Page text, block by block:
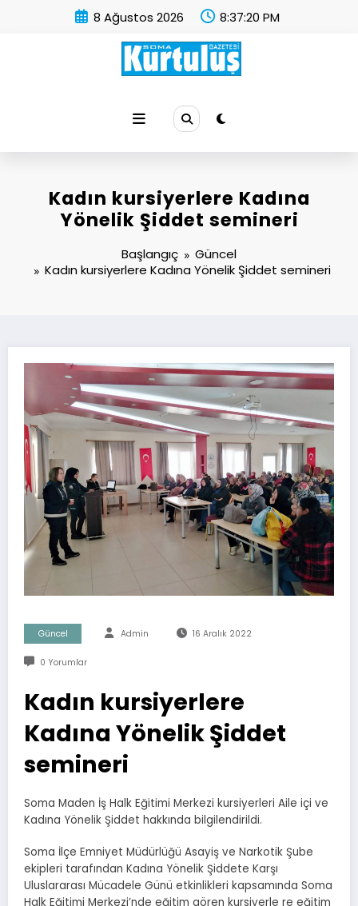
8 Ağustos 2026 8:37:21 PM
Kadın kursiyerlere Kadına
Yönelik Şiddet semineri
Başlangıç
Güncel
Kadın kursiyerlere Kadına Yönelik Şiddet semineri
Güncel Admin 16 Aralık 2022
0 Yorumlar
Kadın kursiyerlere
Kadına Yönelik Şiddet
semineri
Soma Maden İş Halk Eğitimi Merkezi kursiyerleri Aile içi ve
Kadına Yönelik Şiddet hakkında bilgilendirildi.
Soma İlçe Emniyet Müdürlüğü Asayiş ve Narkotik Şube
ekipleri tarafından Kadına Yönelik Şiddete Karşı
Uluslararası Mücadele Günü etkinlikleri kapsamında Soma
Halk Eğitimi Merkezi’nde eğitim gören kursiyerle re eğitim